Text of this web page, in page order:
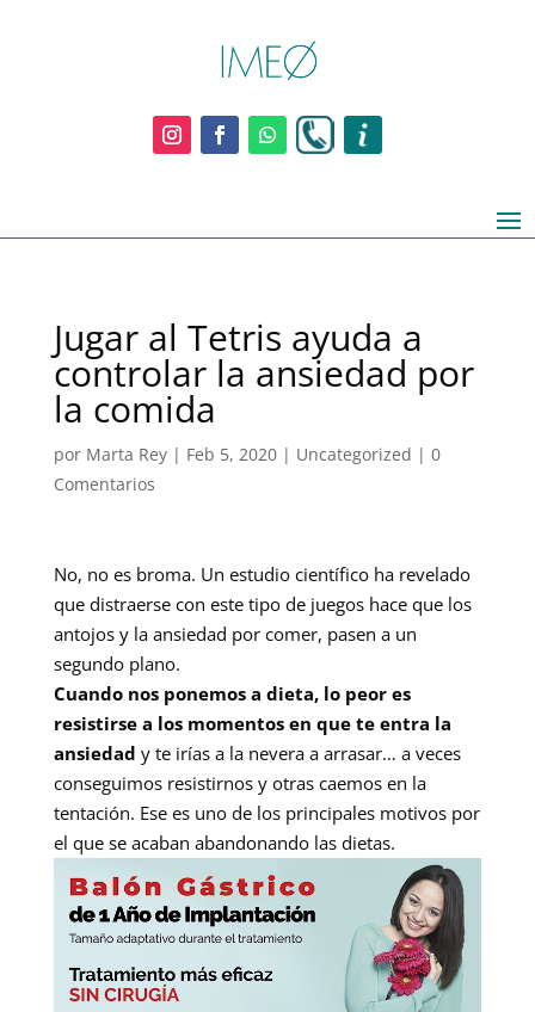
Jugar al Tetris ayuda a
controlar la ansiedad por
la comida
por Marta Rey| Feb 5, 2020| Uncategorized | 0
Comentarios
No, no es broma. Un estudio científico ha revelado
que distraerse con este tipo de juegos hace que los
antojos y la ansiedad por comer, pasen a un
segundo plano.
Cuando nos ponemos a dieta, lo peor es
resistirse a los momentos en que te entra la
ansiedad y te irías a la nevera a arrasar… a veces
conseguimos resistirnos y otras caemos en la
tentación. Ese es uno de los principales motivos por
el que se acaban abandonando las dietas.